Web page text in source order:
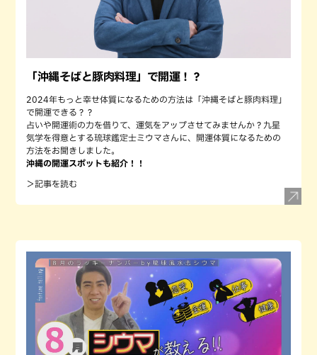
「沖縄そばと豚肉料理」で開運！？
2024年もっと幸せ体質になるための方法は「沖縄そばと豚肉料理」
で開運できる？？
占いや開運術の力を借りて、運気をアップさせてみませんか？九星
気学を得意とする琉球鑑定士ミウマさんに、開運体質になるための
方法をお聞きしました。
沖縄の開運スポットも紹介！！
＞記事を読む